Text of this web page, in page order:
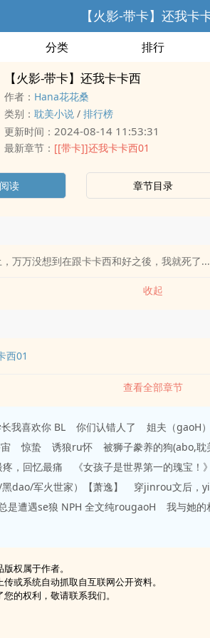
【火影-带卡】还我卡
分类 排行
【火影-带卡】还我卡卡西
作者： Hana花花桑
类别： 耽美小说 / 排行榜
更新时间： 2024-08-14 11:53:31
最新章节： [[带卡]]还我卡卡西01
读 章节目录
万万没想到在跟卡卡西和好之後，我就死了
收起
西01
查看全部章节
我喜欢你 BL 你们认错人了 姐夫（gaoH）
惊蛰 诱狼ru怀 被狮子豢养的狗(abo,耽
，回忆最痛 《女孩子是世界第一的瑰宝！
dao/军火世家）【萧逸】
穿jinrou文后，
是遭遇se狼 NPH 全文纯rougaoH
我与她的
权属于作者。
或系统自动抓取自互联网公开资料。
的权利，敬请联系我们。